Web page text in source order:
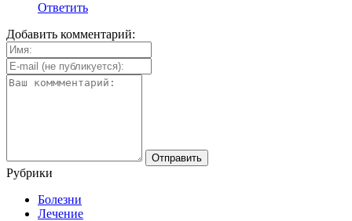
Ответить
Добавить комментарий:
Рубрики
Болезни
Лечение